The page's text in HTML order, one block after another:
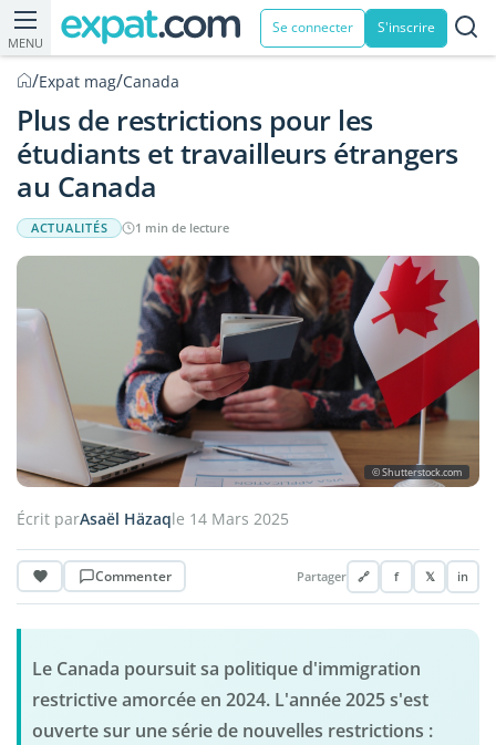
MENU
Se connecter S'inscrire
/Expat mag/Canada
Plus de restrictions pour les
étudiants et travailleurs étrangers
au Canada
ACTUALITÉS 1 min de lecture
© Shutterstock.com
Écrit parAsaël Häzaqle 14 Mars 2025
Commenter Partager 🔗 f 𝕏 in
Le Canada poursuit sa politique d'immigration
restrictive amorcée en 2024. L'année 2025 s'est
ouverte sur une série de nouvelles restrictions :